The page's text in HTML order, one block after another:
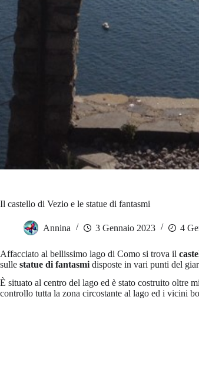
Il castello di Vezio e le statue di fantasmi
Annina 3 Gennaio 2023 4
Affacciato al bellissimo lago di Como si trova il
sulle statue di fantasmi disposte in vari punti del
È situato al centro del lago ed è stato costruito oltre
controllo tutta la zona circostante al lago ed i vicini